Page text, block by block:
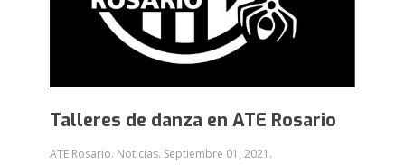
Talleres de danza en ATE Rosario
ATE Rosario. Noticias. Septiembre 01, 2021 .